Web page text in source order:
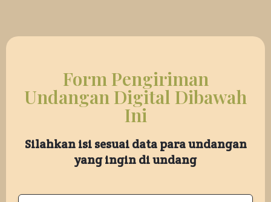
Form Pengiriman
Undangan Digital Dibawah
Ini
Silahkan isi sesuai data para undangan
yang ingin di undang